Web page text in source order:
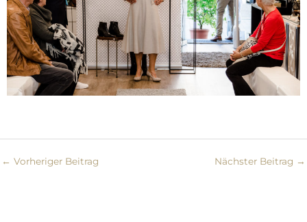
← Vorheriger Beitrag Nächster Beitrag →